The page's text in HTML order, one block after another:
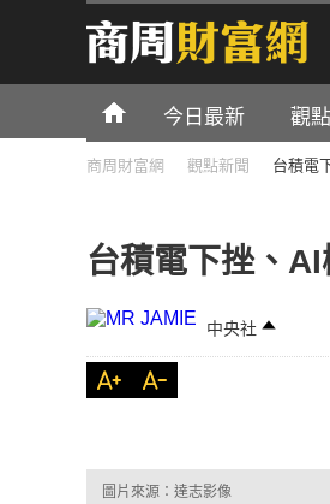
今日最新 觀
商周財富網 觀點新聞 台積電
台積電下挫、
中央社
圖片來源：達志影像